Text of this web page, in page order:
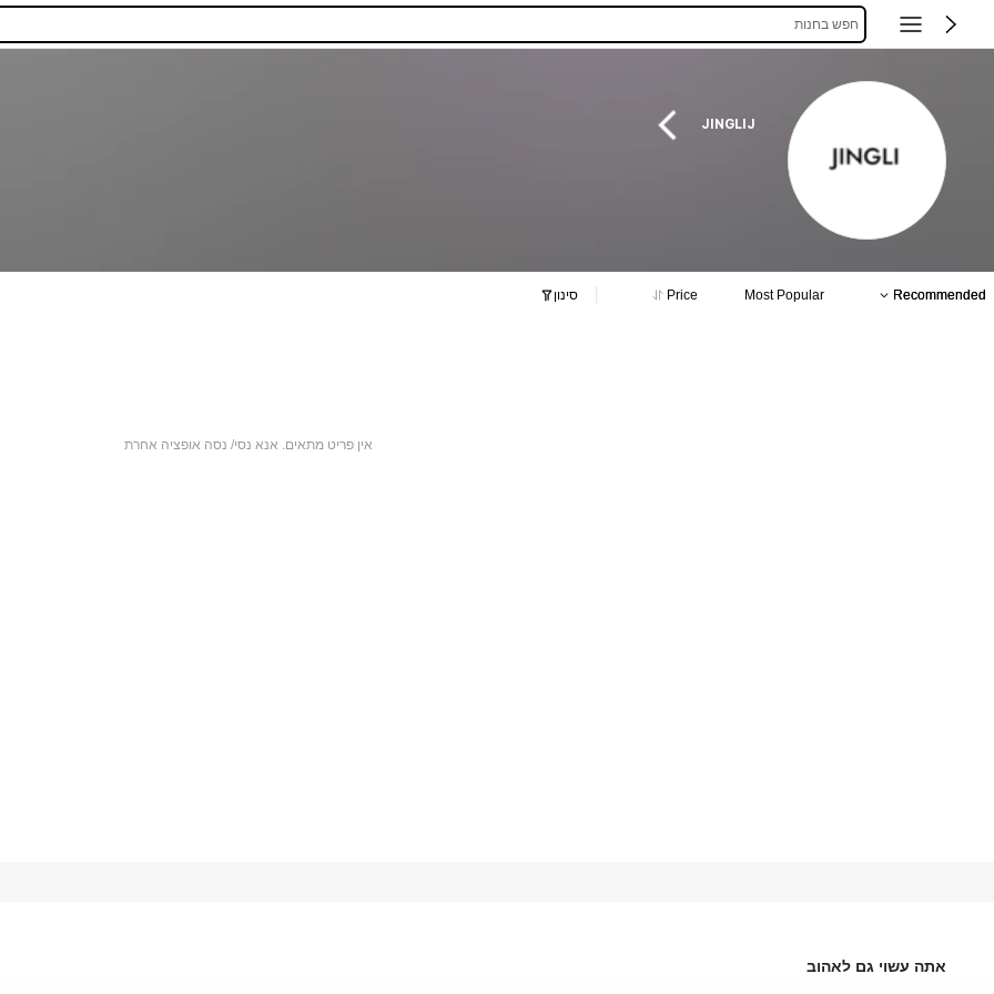
חפש בחנות
JINGLIJ
Recommended
Most Popular
Price סינון
אין פריט מתאים. אנא נסי/ נסה אופציה אחרת
אתה עשוי גם לאהוב